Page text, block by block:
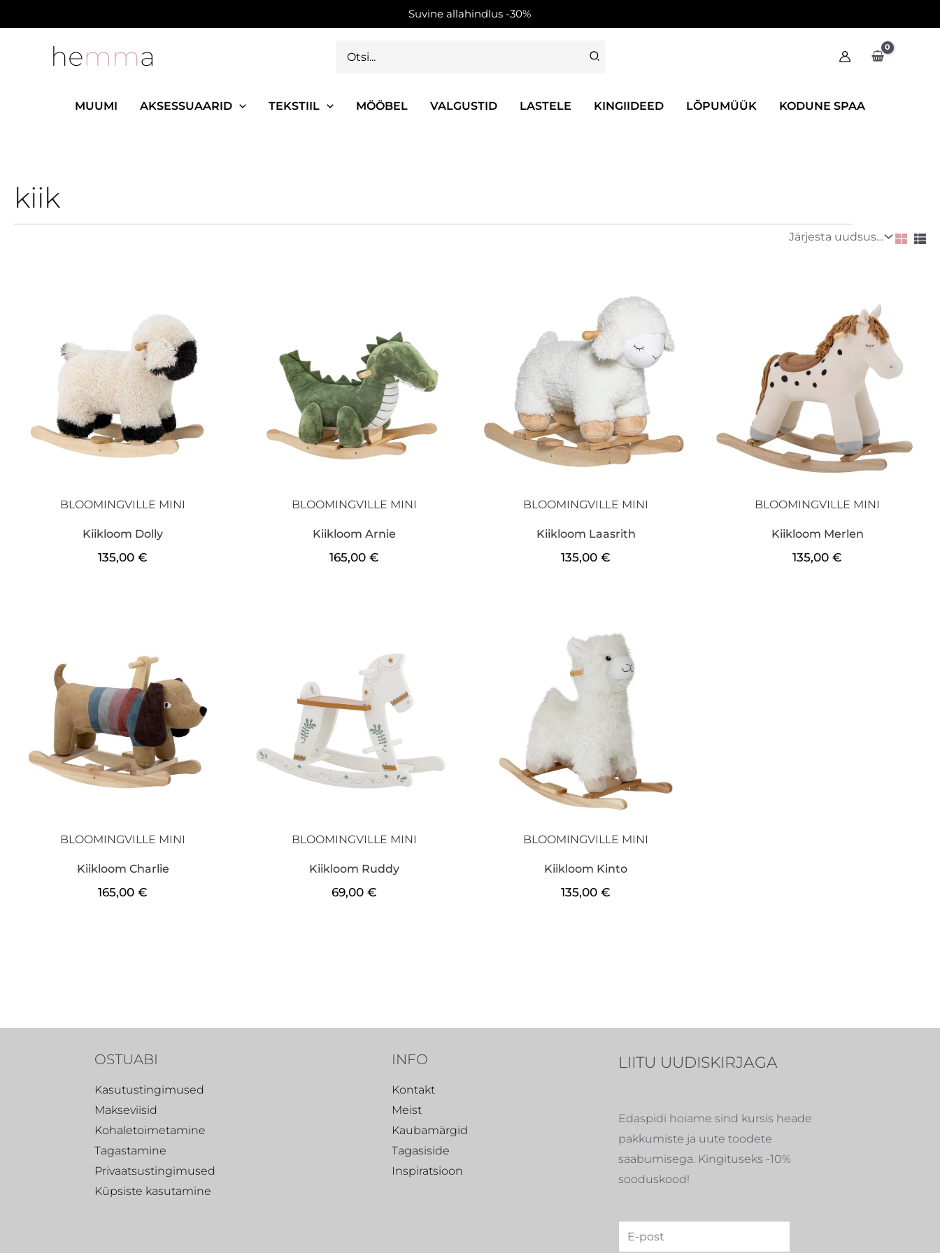
to
for:
MUUMI AKSESSUAARID TEKSTIIL MÖÖBEL VALGUSTID LASTELE KINGIIDEED LÕPUMÜÜK KODUNE SPAA
kiik
BLOOMINGVILLE MINI
Kiikloom Dolly
135,00 €
BLOOMINGVILLE MINI
Kiikloom Arnie
165,00 €
BLOOMINGVILLE MINI
Kiikloom Laasrith
135,00 €
BLOOMINGVILLE MINI
Kiikloom Merlen
135,00 €
BLOOMINGVILLE MINI
Kiikloom Charlie
165,00 €
BLOOMINGVILLE MINI
Kiikloom Ruddy
69,00 €
BLOOMINGVILLE MINI
Kiikloom Kinto
135,00 €
OSTUABI
Kasutustingimused
Makseviisid
Kohaletoimetamine
Tagastamine
Privaatsustingimused
Küpsiste kasutamine
INFO
Kontakt
Meist
Kaubamärgid
Tagasiside
Inspiratsioon
LIITU UUDISKIRJAGA
Edaspidi hoiame sind kursis heade
pakkumiste ja uute toodete
saabumisega. Kingituseks -10%
sooduskood!
Suvine allahindlus -30%